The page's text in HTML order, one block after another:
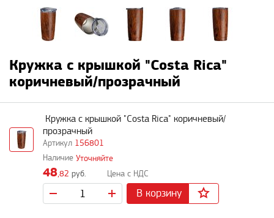
Кружка с крышкой "Costa Rica"
коричневый/прозрачный
156801
Кружка с крышкой "Costa Rica" коричневый/
прозрачный
Уточняйте
48,82 руб.
В корзину